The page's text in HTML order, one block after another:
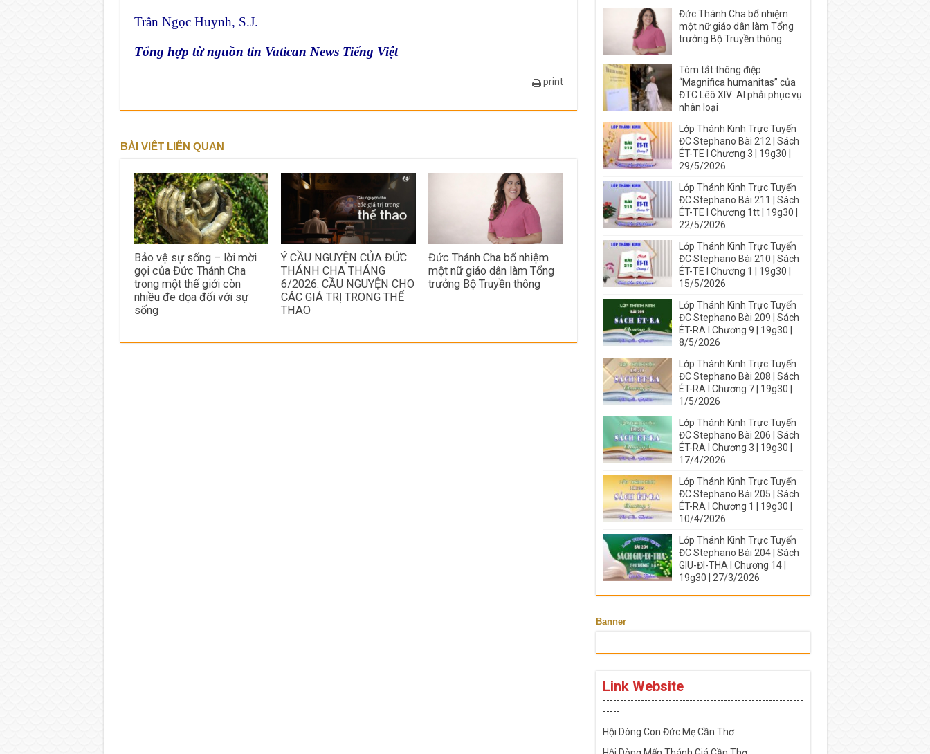
Trần Ngọc Huynh, S.J.
Tổng hợp từ nguồn tin Vatican News Tiếng Việt
print
BÀI VIẾT LIÊN QUAN
Bảo vệ sự sống – lời mời
gọi của Đức Thánh Cha
trong một thế giới còn
nhiều đe dọa đối với sự
sống
Ý CẦU NGUYỆN CỦA ĐỨC
THÁNH CHA THÁNG
6/2026: CẦU NGUYỆN CHO
CÁC GIÁ TRỊ TRONG THỂ
THAO
Đức Thánh Cha bổ nhiệm
một nữ giáo dân làm Tổng
trưởng Bộ Truyền thông
Đức Thánh Cha bổ nhiệm
một nữ giáo dân làm Tổng
trưởng Bộ Truyền thông
Tóm tắt thông điệp
“Magnifica humanitas” của
ĐTC Lêô XIV: AI phải phục vụ
nhân loại
Lớp Thánh Kinh Trực Tuyến
ĐC Stephano Bài 212 | Sách
ÉT-TE I Chương 3 | 19g30 |
29/5/2026
Lớp Thánh Kinh Trực Tuyến
ĐC Stephano Bài 211 | Sách
ÉT-TE I Chương 1tt | 19g30 |
22/5/2026
Lớp Thánh Kinh Trực Tuyến
ĐC Stephano Bài 210 | Sách
ÉT-TE I Chương 1 | 19g30 |
15/5/2026
Lớp Thánh Kinh Trực Tuyến
ĐC Stephano Bài 209 | Sách
ÉT-RA I Chương 9 | 19g30 |
8/5/2026
Lớp Thánh Kinh Trực Tuyến
ĐC Stephano Bài 208 | Sách
ÉT-RA I Chương 7 | 19g30 |
1/5/2026
Lớp Thánh Kinh Trực Tuyến
ĐC Stephano Bài 206 | Sách
ÉT-RA I Chương 3 | 19g30 |
17/4/2026
Lớp Thánh Kinh Trực Tuyến
ĐC Stephano Bài 205 | Sách
ÉT-RA I Chương 1 | 19g30 |
10/4/2026
Lớp Thánh Kinh Trực Tuyến
ĐC Stephano Bài 204 | Sách
GIU-ĐI-THA I Chương 14 |
19g30 | 27/3/2026
Banner
Link Website
----------------------------------------------------------
-----
Hội Dòng Con Đức Mẹ Cần Thơ